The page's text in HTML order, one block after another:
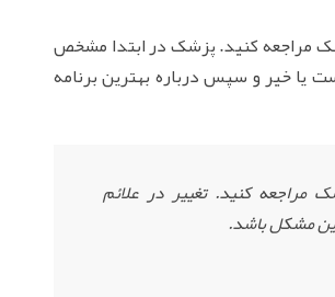
مراجعه کنید. پزشک در ابتدا مشخص
یا خیر و سپس درباره بهترین برنامه
مراجعه کنید. تغییر در علائم
مشکل باشد.